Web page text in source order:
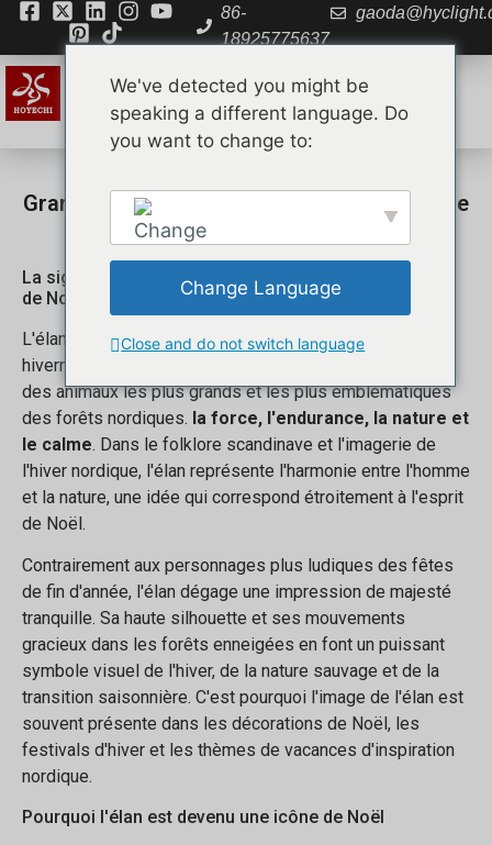
86-
18925775637
Grande lampe de Noël orignal 3D inspirée de
la culture nordique
La signification culturelle de l'élan dans les traditions
de Noël
L'élan occupe une place particulière dans la culture
hivernale nordique et nord-américaine. L'orignal est l'un
des animaux les plus grands et les plus emblématiques
des forêts nordiques. la force, l'endurance, la nature et
le calme. Dans le folklore scandinave et l'imagerie de
l'hiver nordique, l'élan représente l'harmonie entre l'homme
et la nature, une idée qui correspond étroitement à l'esprit
de Noël.
Contrairement aux personnages plus ludiques des fêtes
de fin d'année, l'élan dégage une impression de majesté
tranquille. Sa haute silhouette et ses mouvements
gracieux dans les forêts enneigées en font un puissant
symbole visuel de l'hiver, de la nature sauvage et de la
transition saisonnière. C'est pourquoi l'image de l'élan est
souvent présente dans les décorations de Noël, les
festivals d'hiver et les thèmes de vacances d'inspiration
nordique.
Pourquoi l'élan est devenu une icône de Noël
We've detected you might be
speaking a different language. Do
you want to change to:
English
Change Language
Close and do not switch language